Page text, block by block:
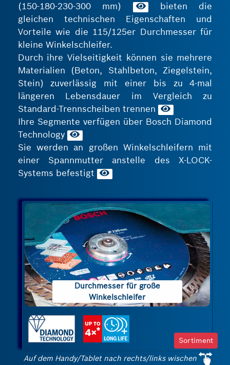
(150-180-230-300 mm)
bieten die
gleichen technischen Eigenschaften und
Vorteile wie die 115/125er Durchmesser für
kleine Winkelschleifer.
Durch ihre Vielseitigkeit können sie mehrere
Materialien (Beton, Stahlbeton, Ziegelstein,
Stein) zuverlässig mit einer bis zu 4‑mal
längeren Lebensdauer im Vergleich zu
Standard-Trennscheiben trennen
Ihre Segmente verfügen über Bosch Diamond
Technology
Sie werden an großen Winkelschleifern mit
einer Spannmutter anstelle des X-LOCK-
Systems befestigt
Durchmesser für große
Winkelschleifer
Sortiment
Auf dem Handy/Tablet nach rechts/links wischen